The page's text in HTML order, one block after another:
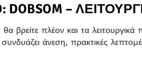
DOBSOM –
βρείτε πλέον και τα
άνεση, πρακτικές